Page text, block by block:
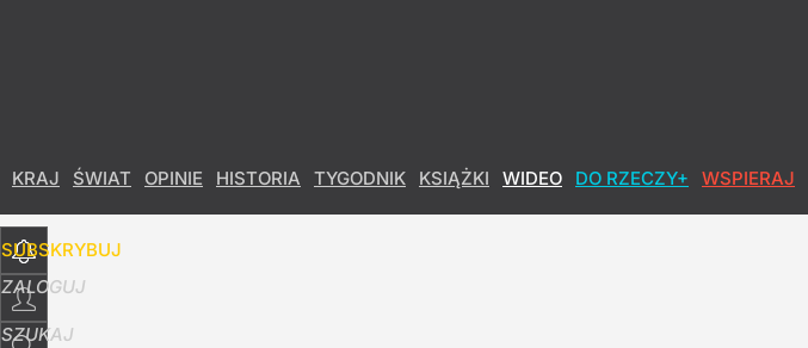
KRAJ ŚWIAT OPINIE HISTORIA TYGODNIK KSIĄŻKI WIDEO DO RZECZY+ WSPIERAJ
SUBSKRYBUJ
ZALOGUJ
SZUKAJ